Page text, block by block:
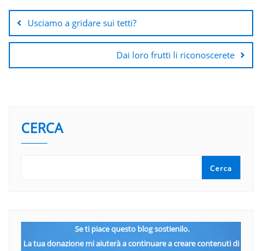
articoli
Usciamo a gridare sui tetti?
Dai loro frutti li riconoscerete
CERCA
Cerca
Se ti piace questo blog sostienilo.
La tua donazione mi aiuterà a continuare a creare contenuti di